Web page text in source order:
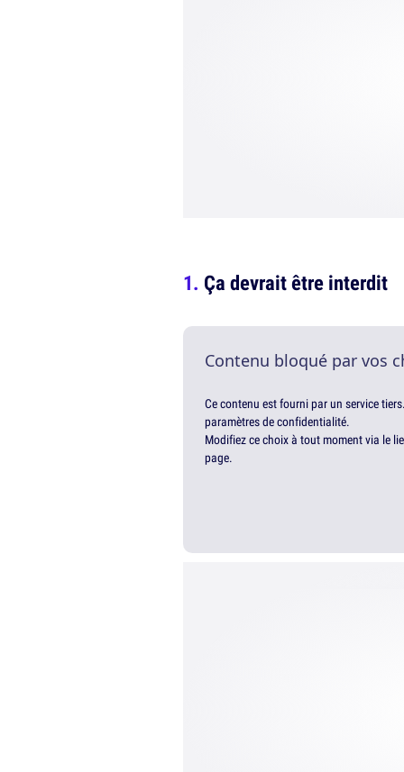
Ça devrait être interdit
Contenu bloqué par vos
Ce contenu est fourni par un service
paramètres de confidentialité.
Modifiez ce choix à tout moment via le
page.